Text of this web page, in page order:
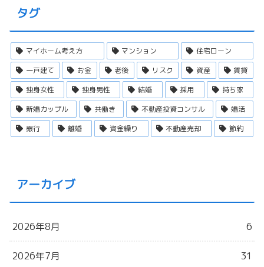
タグ
マイホーム考え方 マンション
住宅ローン
一戸建て
お金 老後 リスク 資産
賃貸
独身女性
独身男性 結婚 採用
持ち家
新婚カップル
共働き 不動産投資コンサル
婚活
銀行
離婚 資金繰り 不動産売却 節約
アーカイブ
2026年8月 6
2026年7月 31